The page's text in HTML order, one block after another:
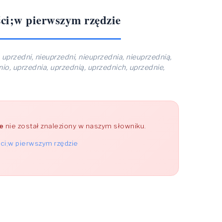
pierwszym rzędzie
uprzedni, nieuprzedni, nieuprzednia, nieuprzednią,
uprzednia, uprzednią, uprzednich, uprzednie,
nie został znaleziony w naszym słowniku.
pierwszym rzędzie